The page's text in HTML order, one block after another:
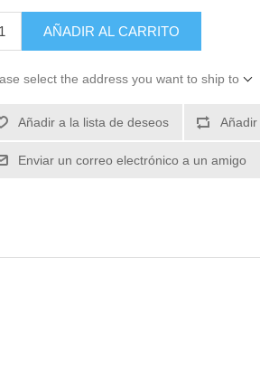
select the address you want to ship to